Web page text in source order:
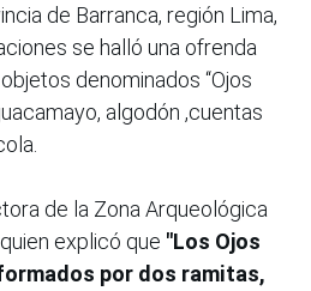
de Barranca, región Lima,
se halló una ofrenda
denominados “Ojos
algodón ,cuentas
de la Zona Arqueológica
explicó que "Los Ojos
por dos ramitas,